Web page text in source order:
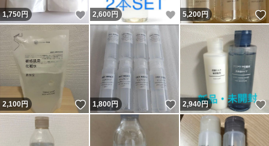
1,750円 いいね！
2,600 円 いいね！
5,200円
2,100円 いいね！
1,800円 いいね！
2,940円